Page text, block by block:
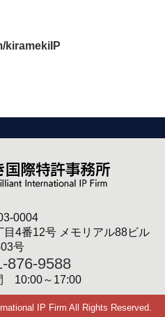
kiramekiIP
0004
4番12号 メモリアル88ビル
号
876-9588
10:00～17:00
IP Firm All Rights Reserved.